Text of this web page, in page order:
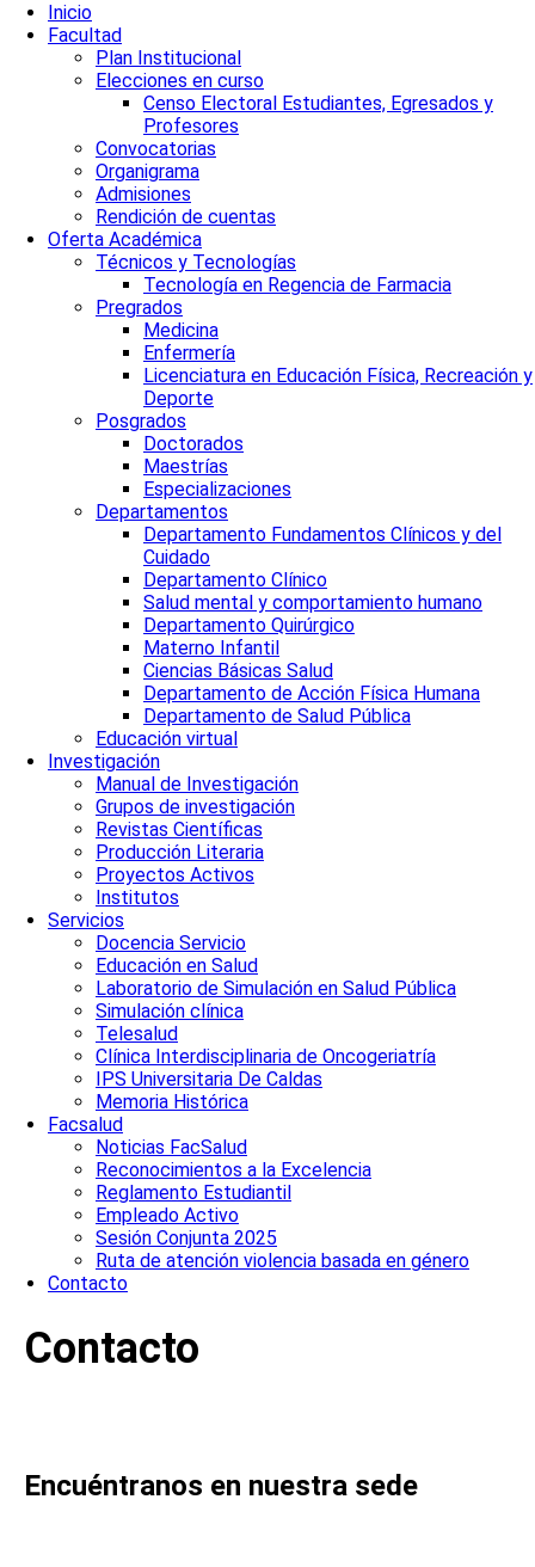
Inicio
Facultad
Plan Institucional
Elecciones en curso
Censo Electoral Estudiantes, Egresados y
Profesores
Convocatorias
Organigrama
Admisiones
Rendición de cuentas
Oferta Académica
Técnicos y Tecnologías
Tecnología en Regencia de Farmacia
Pregrados
Medicina
Enfermería
Licenciatura en Educación Física, Recreación y
Deporte
Posgrados
Doctorados
Maestrías
Especializaciones
Departamentos
Departamento Fundamentos Clínicos y del
Cuidado
Departamento Clínico
Salud mental y comportamiento humano
Departamento Quirúrgico
Materno Infantil
Ciencias Básicas Salud
Departamento de Acción Física Humana
Departamento de Salud Pública
Educación virtual
Investigación
Manual de Investigación
Grupos de investigación
Revistas Científicas
Producción Literaria
Proyectos Activos
Institutos
Servicios
Docencia Servicio
Educación en Salud
Laboratorio de Simulación en Salud Pública
Simulación clínica
Telesalud
Clínica Interdisciplinaria de Oncogeriatría
IPS Universitaria De Caldas
Memoria Histórica
Facsalud
Noticias FacSalud
Reconocimientos a la Excelencia
Reglamento Estudiantil
Empleado Activo
Sesión Conjunta 2025
Ruta de atención violencia basada en género
Contacto
Contacto
Encuéntranos en nuestra sede